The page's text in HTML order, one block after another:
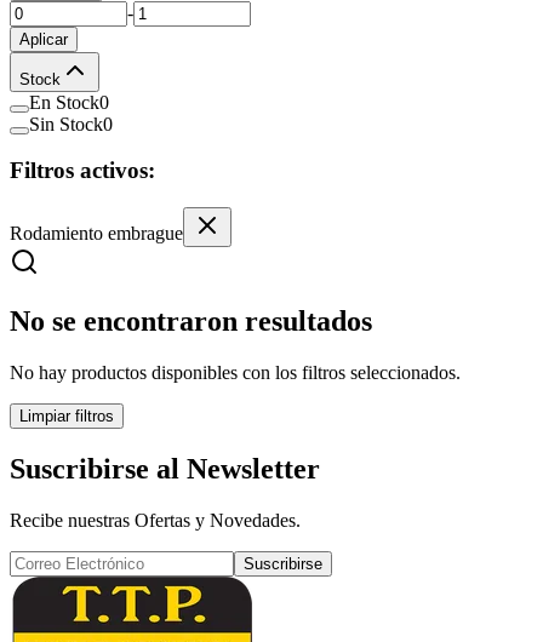
-
Aplicar
Stock
En Stock0
Sin Stock0
Filtros activos:
Rodamiento embrague
No se encontraron resultados
No hay productos disponibles con los filtros seleccionados.
Limpiar filtros
Suscribirse al Newsletter
Recibe nuestras Ofertas y Novedades.
Suscribirse